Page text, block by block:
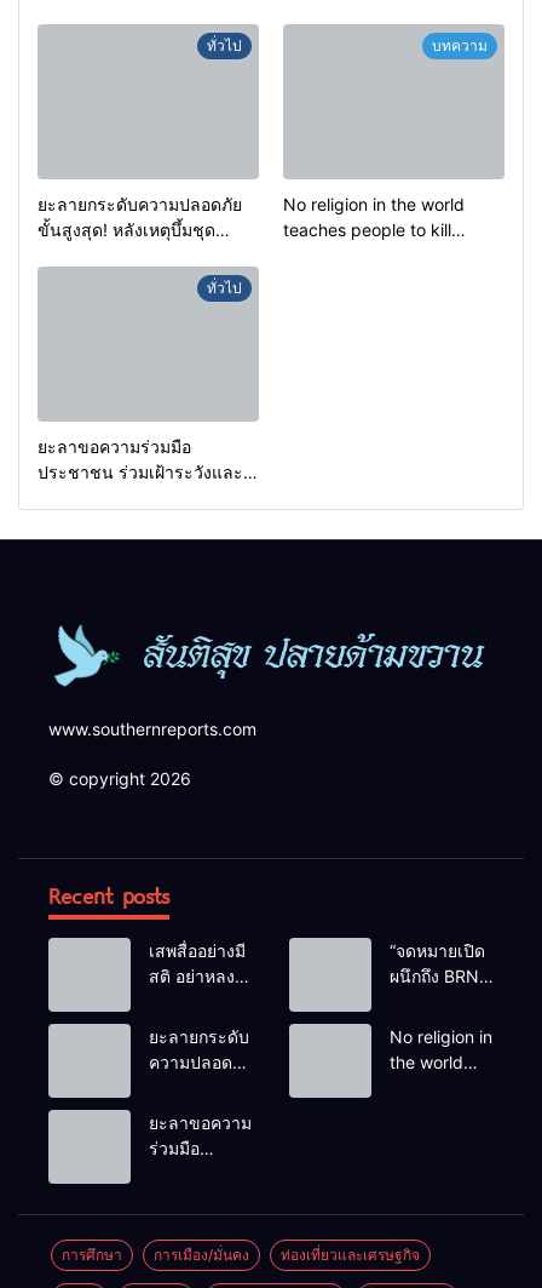
สะอื้นของทารกน้อยที่ต้อง
ทั่วไป
ยะลายกระดับความปลอดภัย
ขั้นสูงสุด! หลังเหตุบึ้มชุด
กรองเตือนเฝ้าระวังแกนนำสั่ง
บทความ
No religion in the world
teaches people to kill
ทั่วไป
ยะลาขอความร่วมมือ
ประชาชน ร่วมเฝ้าระวังและ
www.southernreports.com
© copyright 2026
Recent posts
เสพสื่ออย่างมี
สติ อย่าหลง
“จดหมายเปิด
ผนึกถึง BRN”
หยดน้ำตาของ
ครอบครัวครู
ยะลายกระดับ
ความปลอดภัย
คุ้มครองครู
เตือนเฝ้าระวัง
แกนนำสั่งการ
ขยายผลโจมตี
No religion in
the world
goal.
ยะลาขอความ
ร่วมมือ
บุคคลต้อง
สงสัย เพื่อ
การศึกษา การเมือง/มั่นคง ท่องเที่ยวและเศรษฐกิจ